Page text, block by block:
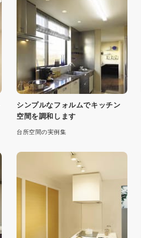
シンプルなフォルムでキッチン
空間を調和します
台所空間の実例集